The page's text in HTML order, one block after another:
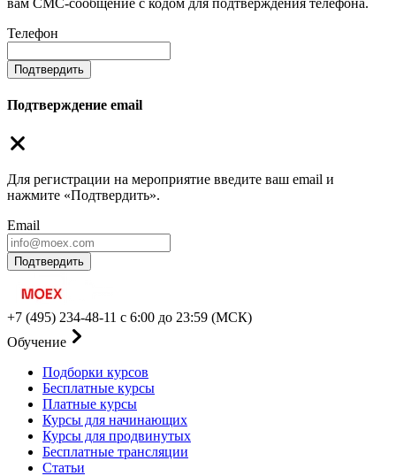
вам СМС-сообщение с кодом для подтверждения телефона.
Телефон
Подтвердить
Подтверждение email
Для регистрации на мероприятие введите ваш email и
нажмите «Подтвердить».
Email
Подтвердить
+7 (495) 234-48-11 с 6:00 до 23:59 (МСК)
Обучение
Подборки курсов
Бесплатные курсы
Платные курсы
Курсы для начинающих
Курсы для продвинутых
Бесплатные трансляции
Статьи